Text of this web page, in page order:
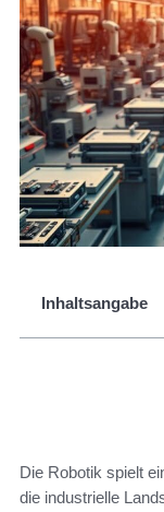
Inhaltsangabe
Die Robotik spielt
die industrielle